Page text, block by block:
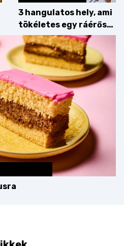
3 hangulatos hely, ami
tökéletes egy ráérős
hétvégi ebédhez